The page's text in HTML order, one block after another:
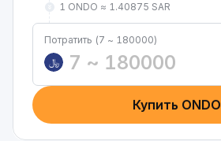
1 ONDO ≈ 1.40875 SAR
Потратить (7 ~ 180000)
﷼
Купить ONDO